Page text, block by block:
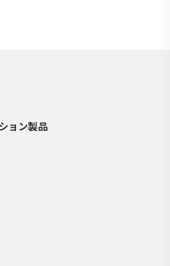
ョン製品